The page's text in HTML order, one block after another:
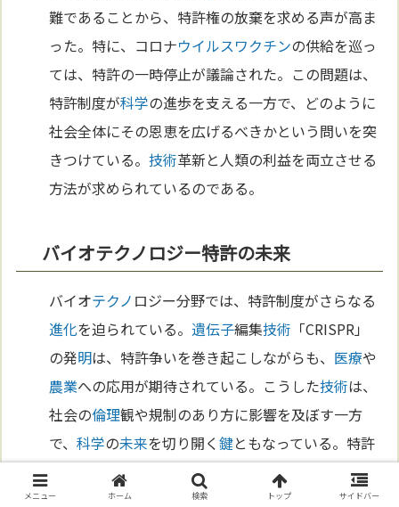
難であることから、特許権の放棄を求める声が高ま
った。特に、コロナウイルスワクチンの供給を巡っ
ては、特許の一時停止が議論された。この問題は、
特許制度が科学の進歩を支える一方で、どのように
社会全体にその恩恵を広げるべきかという問いを突
きつけている。技術革新と人類の利益を両立させる
方法が求められているのである。
バイオテクノロジー特許の未来
バイオテクノ ロジー分野では、特許制度がさらなる
進化を迫られている。遺伝子編集技術 「CRISPR」
の発明は、特許争いを巻き起こしながらも、 医療や
農業への応用が期待されている。こうした技術は、
社会の倫理観や規制のあり方に影響を及ぼす一方
で、科学の未来を切り開く鍵ともなっている。特許
制度は、バイオ
ロジーの 進化を支える一方
で、より公平で持続可能な仕組みを模索し続けなけ
メニュー ホーム 検索 トップ サイドバー